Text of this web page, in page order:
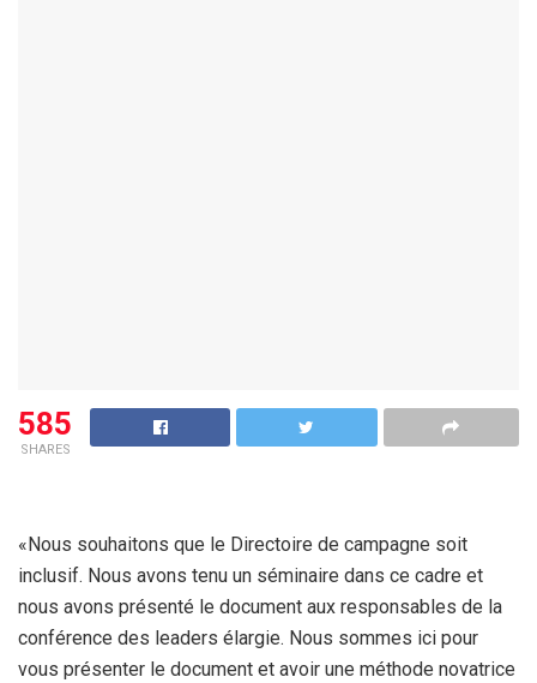
585
SHARES
«Nous souhaitons que le Directoire de campagne soit
inclusif. Nous avons tenu un séminaire dans ce cadre et
nous avons présenté le document aux responsables de la
conférence des leaders élargie. Nous sommes ici pour
vous présenter le document et avoir une méthode novatrice